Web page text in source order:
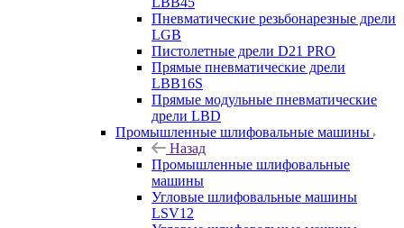
Пневматические резьбонарезные дрели
LGB
Пистолетные дрели D21 PRO
Прямые пневматические дрели
LBB16S
Прямые модульные пневматические
дрели LBD
Промышленные шлифовальные машины
Назад
Промышленные шлифовальные
машины
Угловые шлифовальные машины
LSV12